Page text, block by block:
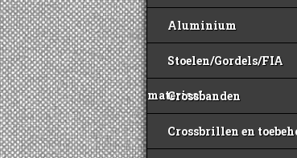
Aluminium
Stoelen/Gordels/FIA
materiaal
Crossbanden
Crossbrillen en